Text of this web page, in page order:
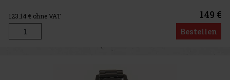
123.14 € ohne VAT 149 €
Bestellen